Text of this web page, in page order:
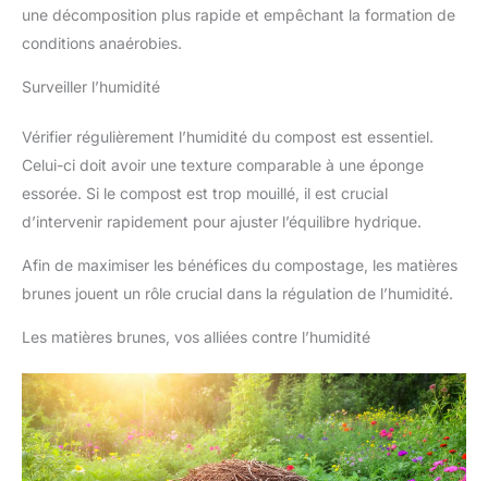
une décomposition plus rapide et empêchant la formation de
conditions anaérobies.
Surveiller l’humidité
Vérifier régulièrement l’humidité du compost est essentiel.
Celui-ci doit avoir une texture comparable à une éponge
essorée. Si le compost est trop mouillé, il est crucial
d’intervenir rapidement pour ajuster l’équilibre hydrique.
Afin de maximiser les bénéfices du compostage, les matières
brunes jouent un rôle crucial dans la régulation de l’humidité.
Les matières brunes, vos alliées contre l’humidité